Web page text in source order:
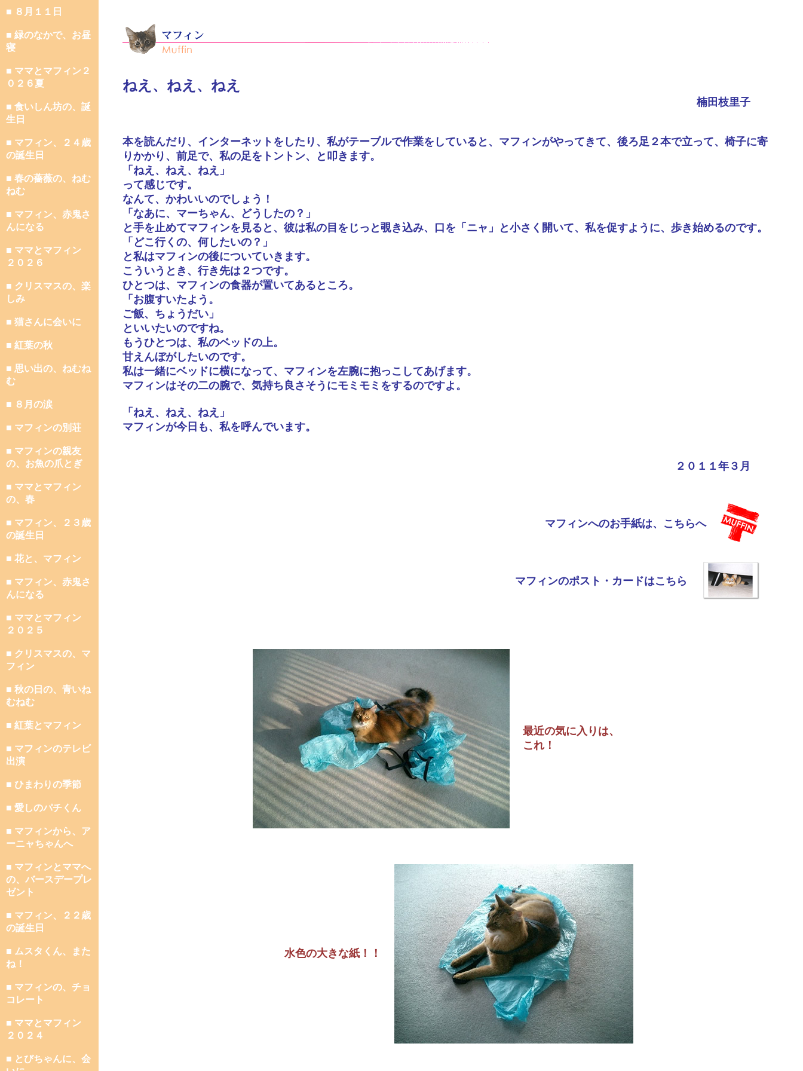
■ ８月１１日
■ 緑のなかで、お昼
寝
■ ママとマフィン２
０２６夏
■ 食いしん坊の、誕
生日
■ マフィン、２４歳
の誕生日
■ 春の薔薇の、ねむ
ねむ
■ マフィン、赤鬼さ
んになる
■ ママとマフィン
２０２６
■ クリスマスの、楽
しみ
■ 猫さんに会いに
■ 紅葉の秋
■ 思い出の、ねむね
む
■ ８月の涙
■ マフィンの別荘
■ マフィンの親友
の、お魚の爪とぎ
■ ママとマフィン
の、春
■ マフィン、２３歳
の誕生日
■ 花と、マフィン
■ マフィン、赤鬼さ
んになる
■ ママとマフィン
２０２５
■ クリスマスの、マ
フィン
■ 秋の日の、青いね
むねむ
■ 紅葉とマフィン
■ マフィンのテレビ
出演
■ ひまわりの季節
■ 愛しのパチくん
■ マフィンから、ア
ーニャちゃんへ
■ マフィンとママへ
の、バースデープレ
ゼント
■ マフィン、２２歳
の誕生日
■ ムスタくん、また
ね！
■ マフィンの、チョ
コレート
■ ママとマフィン
２０２４
■ とびちゃんに、会
ねえ、ねえ、ねえ
楠田枝里子
本を読んだり、インターネットをしたり、私がテーブルで作業をしていると、マフィンがやってきて、後ろ足２本で立って、椅子に寄
りかかり、前足で、私の足をトントン、と叩きます。
「ねえ、ねえ、ねえ」
って感じです。
なんて、かわいいのでしょう！
「なあに、マーちゃん、どうしたの？」
と手を止めてマフィンを見ると、彼は私の目をじっと覗き込み、口を「ニャ」と小さく開いて、私を促すように、歩き始めるのです。
「どこ行くの、何したいの？」
と私はマフィンの後についていきます。
こういうとき、行き先は２つです。
ひとつは、マフィンの食器が置いてあるところ。
「お腹すいたよう。
ご飯、ちょうだい」
といいたいのですね。
もうひとつは、私のベッドの上。
甘えんぼがしたいのです。
私は一緒にベッドに横になって、マフィンを左腕に抱っこしてあげます。
マフィンはその二の腕で、気持ち良さそうにモミモミをするのですよ。
「ねえ、ねえ、ねえ」
マフィンが今日も、私を呼んでいます。
２０１１年３月
マフィンへのお手紙は、こちらへ
マフィンのポスト・カードはこちら
最近の気に入りは、
これ！
水色の大きな紙！！